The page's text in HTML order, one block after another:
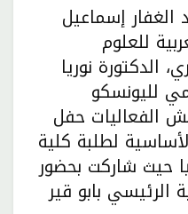
الغفار إسماعيل
للعلوم
الدكتورة نوريا
لليونسكو
الفعاليات حفل
لطلبة كلية
حيث شاركت بحضور
الرئيسي بابو قير